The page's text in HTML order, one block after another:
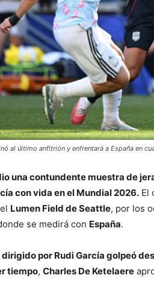
al último anfitrión y enfrentará a España en
una contundente muestra de
con vida en el Mundial 2026. El
Lumen Field de Seattle, por los
se medirá con España.
dirigido por Rudi García golpeó
tiempo, Charles De Ketelaere